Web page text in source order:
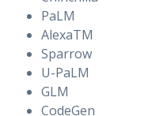
PaLM
AlexaTM
Sparrow
U-PaLM
GLM
CodeGen